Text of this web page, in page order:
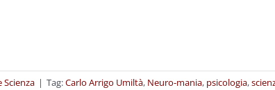
Scienza | Tag:Carlo Arrigo Umiltà, Neuro-mania, psicologia,